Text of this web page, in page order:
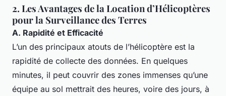
2. Les Avantages de la Location d’Hélicoptères
pour la Surveillance des Terres
A. Rapidité et Efficacité
L’un des principaux atouts de l’hélicoptère est la
rapidité de collecte des données. En quelques
minutes, il peut couvrir des zones immenses qu’une
équipe au sol mettrait des heures, voire des jours, à